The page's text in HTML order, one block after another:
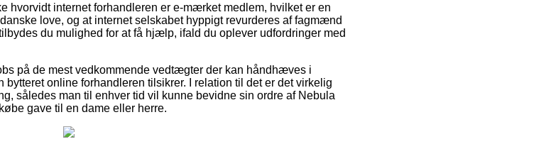
hvorvidt internet forhandleren er e-mærket medlem, hvilket er en
love, og at internet selskabet hyppigt revurderes af fagmænd
du mulighed for at få hjælp, ifald du oplever udfordringer med
på de mest vedkommende vedtægter der kan håndhæves i
online forhandleren tilsikrer. I relation til det er det virkelig
således man til enhver tid vil kunne bevidne sin ordre af Nebula
gave til en dame eller herre.